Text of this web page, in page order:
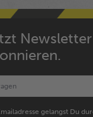
Newsletter
gelangst Du